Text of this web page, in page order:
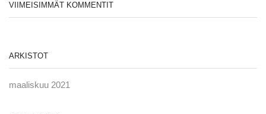
VIIMEISIMMÄT KOMMENTIT
ARKISTOT
maaliskuu 2021